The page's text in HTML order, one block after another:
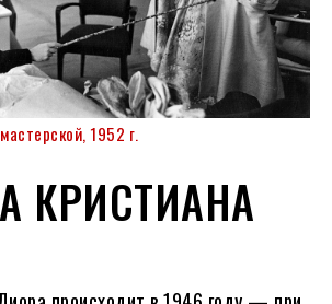
1952 г.
КРИСТИАНА